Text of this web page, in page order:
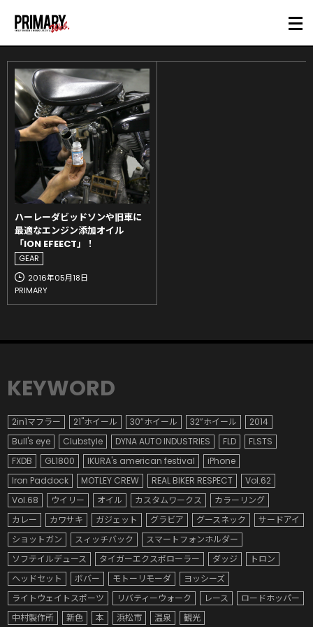
ハーレーダビッドソンや旧車に
最適なエンジン添加オイル
「ION EFEECT」！
GEAR
2016年05月18日
PRIMARY
KEYWORD
2in1マフラー 21"ホイール 30”ホイール 32”ホイール
2014
Bull's eye
Clubstyle DYNA AUTO INDUSTRIES FLD
FLSTS
FXDB
GL1800 IKURA's american festival
iPhone
Iron Paddock
MOTLEY CREW REAL BIKER RESPECT
Vol.62
Vol.68
ウイリー オイル カスタムワークス
カラーリング
カレー
カワサキ ガジェット グラビア グースネック
サードアイ
ショットガン
スィッチバック
スマートフォンホルダー
ソフテイルデュース
タイガーエクスポローラー ダッジ
トロン
ヘッドセット
ボバー モトーリモーダ
ヨッシーズ
ライトウェイトスポーツ
リバティーウォーク レース
ロードホッパー
中村製作所
新色 本 浜松市 温泉 観光